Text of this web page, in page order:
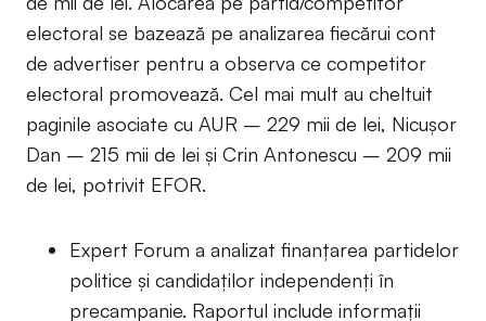
electoral se bazează pe analizarea fiecărui cont
de advertiser pentru a observa ce competitor
electoral promovează. Cel mai mult au cheltuit
paginile asociate cu AUR – 229 mii de lei, Nicușor
Dan – 215 mii de lei și Crin Antonescu – 209 mii
de lei, potrivit EFOR.
Expert Forum a analizat finanțarea partidelor
politice și candidaților independenți în
precampanie. Raportul include informații